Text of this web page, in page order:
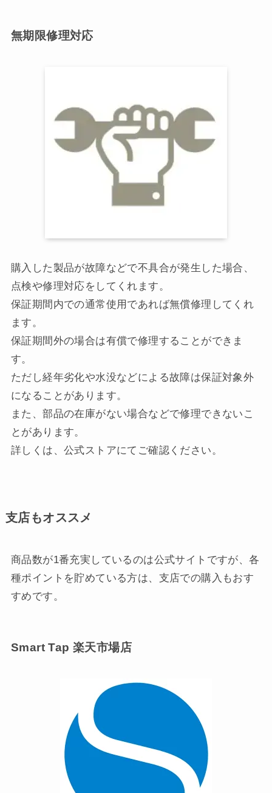
無期限修理対応
購入した製品が故障などで不具合が発生した場合、
点検や修理対応をしてくれます。
保証期間内での通常使用であれば無償修理してくれ
ます。
保証期間外の場合は有償で修理することができま
す。
ただし経年劣化や水没などによる故障は保証対象外
になることがあります。
また、部品の在庫がない場合などで修理できないこ
とがあります。
詳しくは、公式ストアにてご確認ください。
支店もオススメ
商品数が1番充実しているのは公式サイトですが、各
種ポイントを貯めている方は、支店での購入もおす
すめです。
Smart Tap 楽天市場店